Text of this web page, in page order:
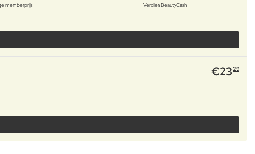
memberprijs Verdien BeautyCash
€2329